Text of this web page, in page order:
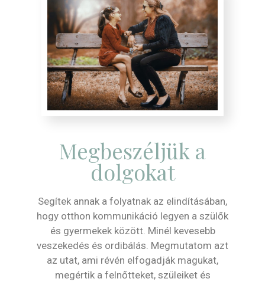
Megbeszéljük a
dolgokat
Segítek annak a folyatnak az elindításában,
hogy otthon kommunikáció legyen a szülők
és gyermekek között. Minél kevesebb
veszekedés és ordibálás. Megmutatom azt
az utat, ami révén elfogadják magukat,
megértik a felnőtteket, szüleiket és